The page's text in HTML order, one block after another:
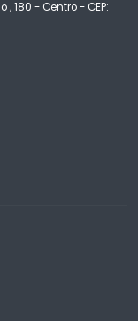
180 - Centro - CEP: